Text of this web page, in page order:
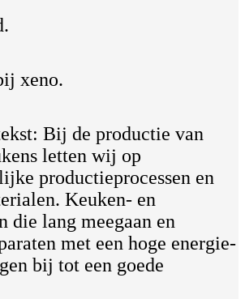
xeno.
Bij de productie van
letten wij op
productieprocessen en
Keuken- en
die lang meegaan en
met een hoge energie-
bij tot een goede